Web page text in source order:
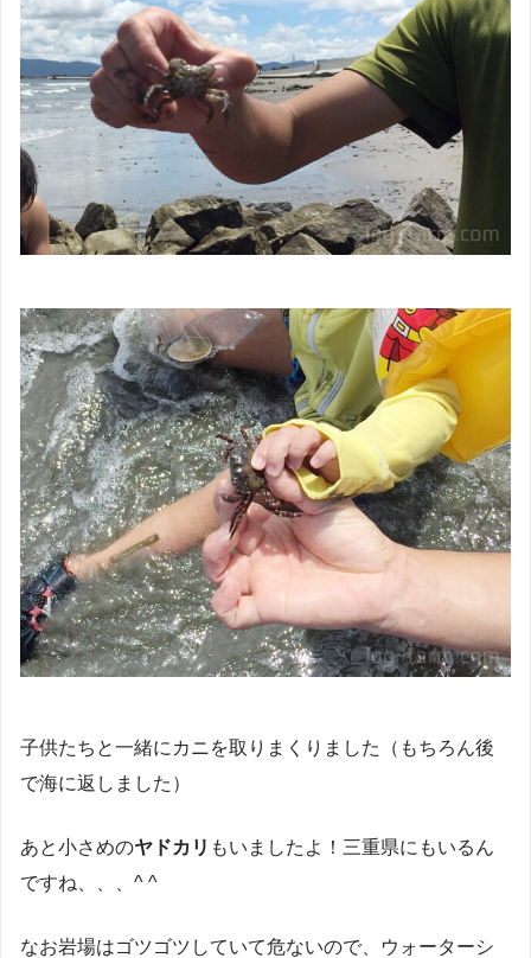
子供たちと一緒にカニを取りまくりました（もちろん後
で海に返しました）
あと小さめのヤドカリ もいましたよ！三重県にもいるん
ですね、、、^ ^
なお岩場はゴツゴツしていて危ないので、ウォーターシ